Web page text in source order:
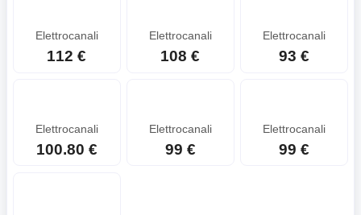
Elettrocanali
112 €
Elettrocanali
108 €
Elettrocanali
93 €
Elettrocanali
100.80 €
Elettrocanali
99 €
Elettrocanali
99 €